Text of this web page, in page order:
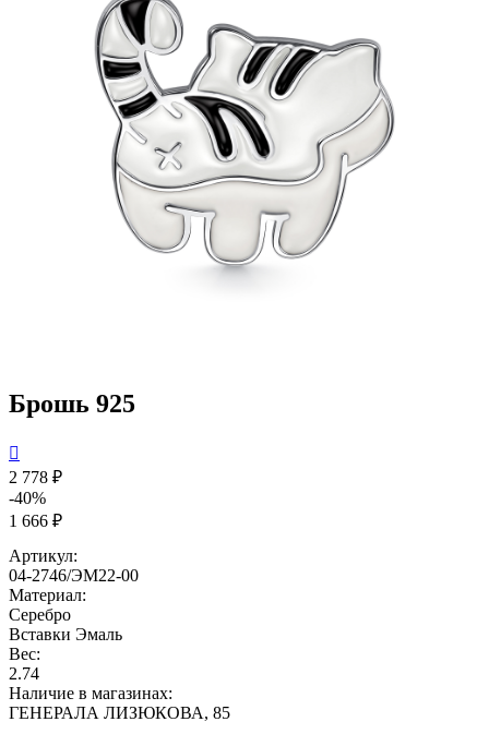
Брошь 925

2 778 ₽
-40%
1 666 ₽
Артикул:
04-2746/ЭМ22-00
Материал:
Серебро
Вставки Эмаль
Вес:
2.74
Наличие в магазинах:
ГЕНЕРАЛА ЛИЗЮКОВА, 85